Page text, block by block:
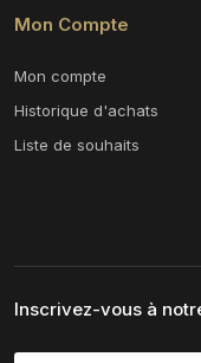
Mon Compte
Mon compte
Historique d'achats
Liste de souhaits
Inscrivez-vous à